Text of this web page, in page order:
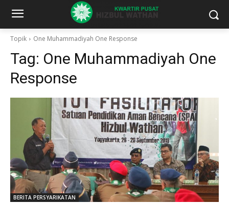
Topik One Muhammadiyah One Response
Tag: One Muhammadiyah One
Response
BERITA PERSYARIKATAN